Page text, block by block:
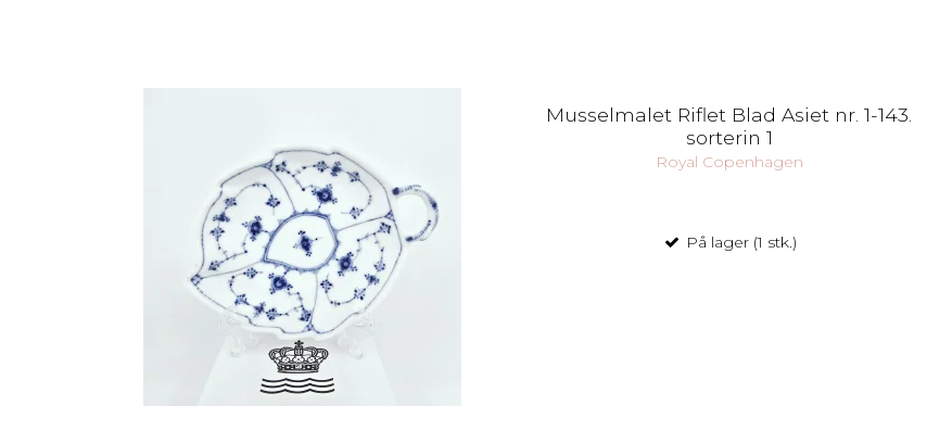
Musselmalet Riflet Blad Asiet nr. 1-143.
sorterin 1
Royal Copenhagen
På lager (1 stk.)